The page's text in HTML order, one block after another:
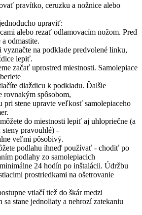
pravítko, ceruzku a nožnice alebo
upraviť:
alebo rezať odlamovacím nožom. Pred
odmastite.
na podklade predvolené linku,
lepiť.
začať uprostred miestnosti. Samolepiace
dlaždicu k podkladu. Ďalšie
rovnakým spôsobom,
pri stene upravte veľkosť samolepiaceho
do miestnosti lepiť aj uhlopriečne (a
steny pravouhlé) -
veľmi pôsobivý.
podlahu ihneď používať - ​​chodiť po
podlahy zo samolepiacich
24 hodín po inštalácii. Údržbu
prostriedkami na ošetrovanie
vtlačí tiež do škár medzi
stane jednoliaty a nehrozí zatekaniu